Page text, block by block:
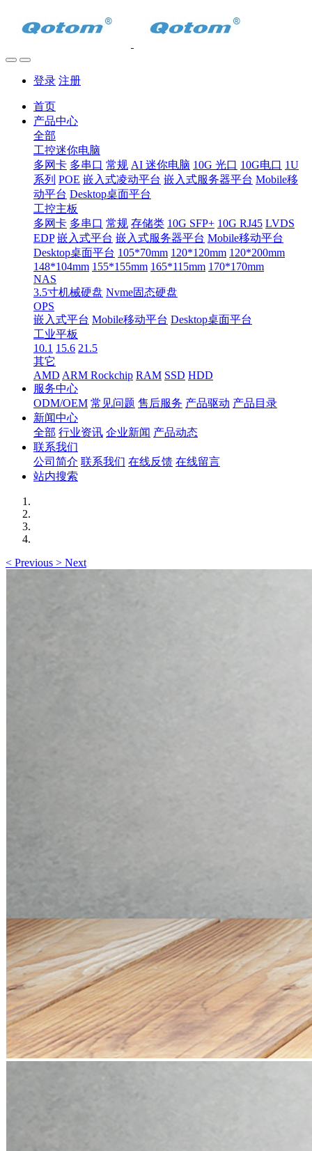
登录 注册
首页
产品中心
全部
工控迷你电脑
多网卡 多串口 常规 AI 迷你电脑 10G 光口 10G电口 1U
系列 POE 嵌入式凌动平台 嵌入式服务器平台 Mobile移
动平台 Desktop桌面平台
工控主板
多网卡 多串口 常规 存储类 10G SFP+ 10G RJ45 LVDS
EDP 嵌入式平台 嵌入式服务器平台 Mobile移动平台
Desktop桌面平台 105*70mm 120*120mm 120*200mm
148*104mm 155*155mm 165*115mm 170*170mm
NAS
3.5寸机械硬盘 Nvme固态硬盘
OPS
嵌入式平台 Mobile移动平台 Desktop桌面平台
工业平板
10.1 15.6 21.5
其它
AMD ARM Rockchip RAM SSD HDD
服务中心
ODM/OEM 常见问题 售后服务 产品驱动 产品目录
新闻中心
全部 行业资讯 企业新闻 产品动态
联系我们
公司简介 联系我们 在线反馈 在线留言
站内搜索
< Previous > Next